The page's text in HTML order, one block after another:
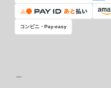
コンビニ・Pay-easy